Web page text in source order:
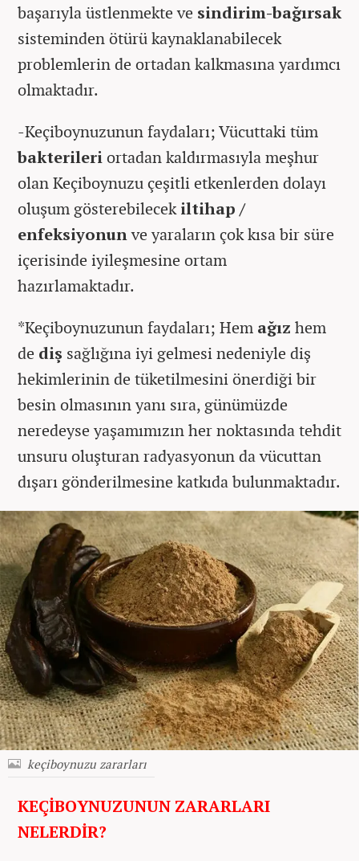
başarıyla üstlenmekte ve sindirim-bağırsak
sisteminden ötürü kaynaklanabilecek
problemlerin de ortadan kalkmasına yardımcı
olmaktadır.
-Keçiboynuzunun faydaları; Vücuttaki tüm
bakterileriortadan kaldırmasıyla meşhur
olan Keçiboynuzu çeşitli etkenlerden dolayı
oluşum gösterebilecekiltihap /
enfeksiyonunve yaraların çok kısa bir süre
içerisinde iyileşmesine ortam
hazırlamaktadır.
*Keçiboynuzunun faydaları; Hem ağız hem
de diş sağlığına iyi gelmesi nedeniyle diş
hekimlerinin de tüketilmesini önerdiği bir
besin olmasının yanı sıra, günümüzde
neredeyse yaşamımızın her noktasında tehdit
unsuru oluşturan radyasyonun da vücuttan
dışarı gönderilmesine katkıda bulunmaktadır.
keçiboynuzu zararları
KEÇİBOYNUZUNUN ZARARLARI
NELERDİR?